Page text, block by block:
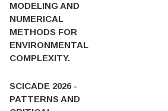
MODELING AND
NUMERICAL
METHODS FOR
ENVIRONMENTAL
COMPLEXITY.
SCICADE 2026 -
PATTERNS AND